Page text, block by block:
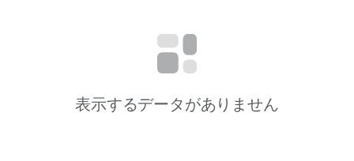
表示するデータがありません